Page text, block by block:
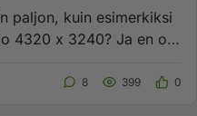
paljon, kuin esimerkiksi
4320 x 3240? Ja en oo
8 399 0